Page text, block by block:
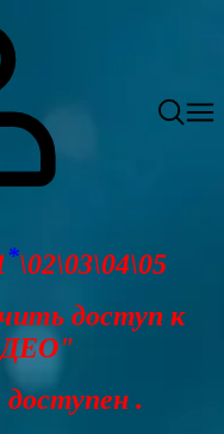
*\02\03\04\05
доступ к
.